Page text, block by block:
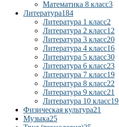
Математика 8 класс3
Литература184
Литература 1 класс2
Литература 2 класс12
Литература 3 класс20
Литература 4 класс16
Литература 5 класс30
Литература 6 класс23
Литература 7 класс19
Литература 8 класс22
Литература 9 класс21
Литература 10 класс19
Физическая культура21
Музыка25